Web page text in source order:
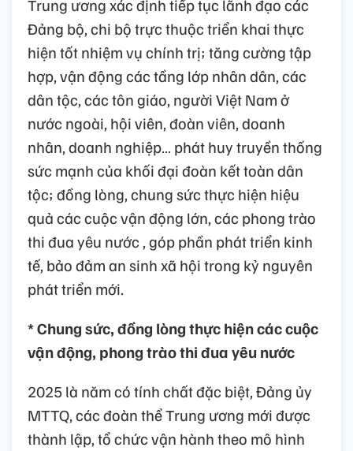
Trung ương xác định tiếp tục lãnh đạo các
Đảng bộ, chi bộ trực thuộc triển khai thực
hiện tốt nhiệm vụ chính trị; tăng cường tập
hợp, vận động các tầng lớp nhân dân, các
dân tộc, các tôn giáo, người Việt Nam ở
nước ngoài, hội viên, đoàn viên, doanh
nhân, doanh nghiệp… phát huy truyền thống
sức mạnh của khối đại đoàn kết toàn dân
tộc; đồng lòng, chung sức thực hiện hiệu
quả các cuộc vận động lớn, các phong trào
thi đua yêu nước , góp phần phát triển kinh
tế, bảo đảm an sinh xã hội trong kỷ nguyên
phát triển mới.
* Chung sức, đồng lòng thực hiện các cuộc
vận động, phong trào thi đua yêu nước
2025 là năm có tính chất đặc biệt, Đảng ủy
MTTQ, các đoàn thể Trung ương mới được
thành lập, tổ chức vận hành theo mô hình